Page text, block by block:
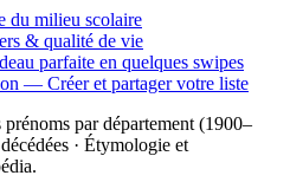
milieu scolaire
& qualité de vie
parfaite en quelques swipes
— Créer et partager votre liste
par département (1900–
· Étymologie et